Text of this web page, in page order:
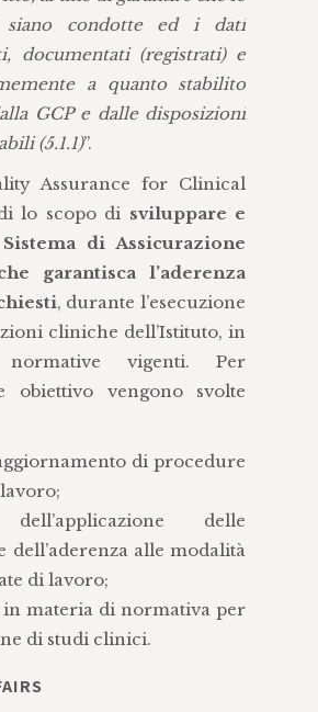
siano condotte ed i dati
documentati (registrati) e
a quanto stabilito
GCP e dalle disposizioni
(5.1.1)”.
Assurance for Clinical
lo scopo di sviluppare e
di Assicurazione
garantisca l’aderenza
, durante l’esecuzione
cliniche dell’Istituto, in
vigenti. Per
obiettivo vengono svolte
di procedure
delle
dell’aderenza alle modalità
di lavoro;
in materia di normativa per
di studi clinici.